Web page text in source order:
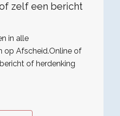
zelf een bericht
in alle
op Afscheid.Online of
of herdenking